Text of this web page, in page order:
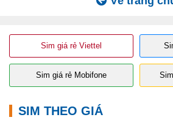
Sim giá rẻ Viettel
Sim giá rẻ Mobifone
SIM THEO GIÁ